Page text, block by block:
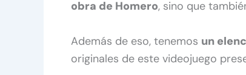
obra de Homero, sino que
Además de eso, tenemos un
originales de este videojuego